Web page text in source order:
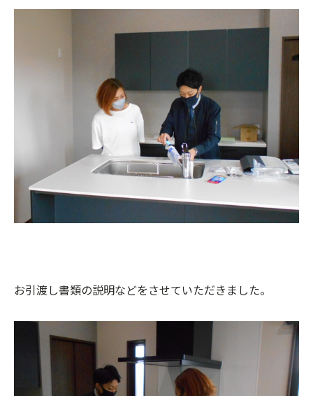
お引渡し書類の説明などをさせていただきました。